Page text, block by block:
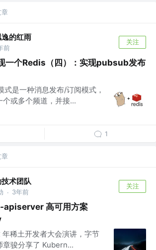
的红雨
前
关注
一个Redis（四）：实现pubsub发布
是一种消息发布/订阅模式，
个或多个频道，并接...
1
术团队
· 3年前
关注
apiserver 高可用方案
稀土开发者大会演讲，字节
章骏分享了 Kubern...